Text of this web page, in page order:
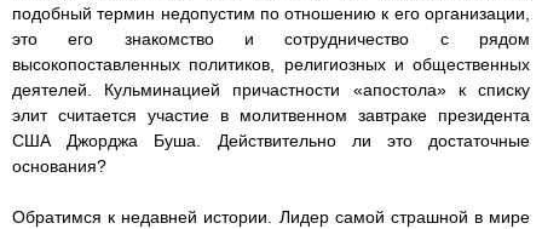
подобный термин недопустим по отношению к его организации,
это его знакомство и сотрудничество с рядом
высокопоставленных политиков, религиозных и общественных
деятелей. Кульминацией причастности «апостола» к списку
элит считается участие в молитвенном завтраке президента
США Джорджа Буша. Действительно ли это достаточные
основания?
Обратимся к недавней истории. Лидер самой страшной в мире